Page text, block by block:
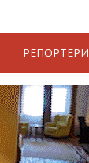
РЕПОРТЕРИ